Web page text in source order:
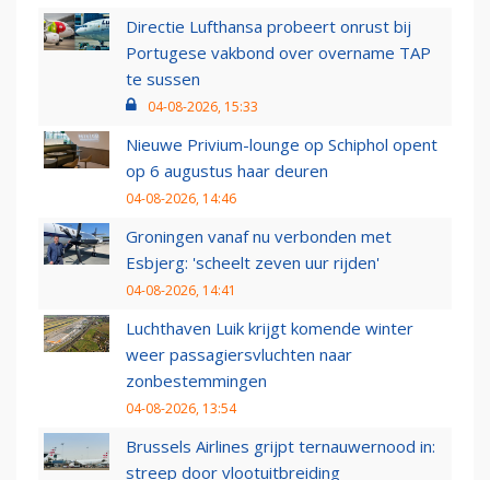
Directie Lufthansa probeert onrust bij
Portugese vakbond over overname TAP
te sussen
04-08-2026, 15:33
Nieuwe Privium-lounge op Schiphol opent
op 6 augustus haar deuren
04-08-2026, 14:46
Groningen vanaf nu verbonden met
Esbjerg: 'scheelt zeven uur rijden'
04-08-2026, 14:41
Luchthaven Luik krijgt komende winter
weer passagiersvluchten naar
zonbestemmingen
04-08-2026, 13:54
Brussels Airlines grijpt ternauwernood in:
streep door vlootuitbreiding